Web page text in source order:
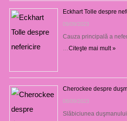
Eckhart Tolle despre
09/09/2023
Cauza principală a
Citeşte mai mult »
Cherockee despre
08/09/2023
Slăbiciunea